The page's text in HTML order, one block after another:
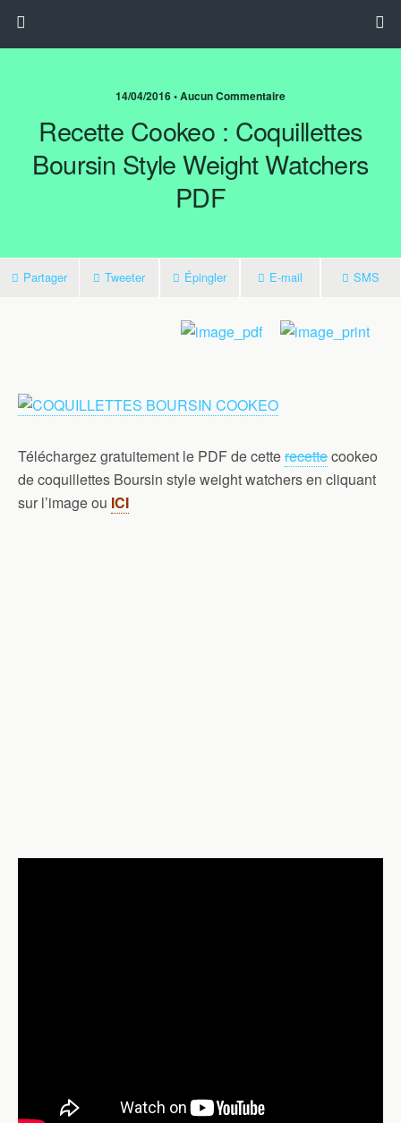
14/04/2016 • Aucun Commentaire
Recette Cookeo : Coquillettes
Boursin Style Weight Watchers
PDF
Partager Tweeter Épingler E-mail SMS
Téléchargez gratuitement le PDF de cetterecettecookeo
de coquillettes Boursin style weight watchers en cliquant
sur l’image ou ICI